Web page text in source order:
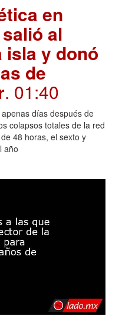
en
al
isla y donó
de
. 01:40
días después de
colapsos totales de la red
48 horas, el sexto y
año